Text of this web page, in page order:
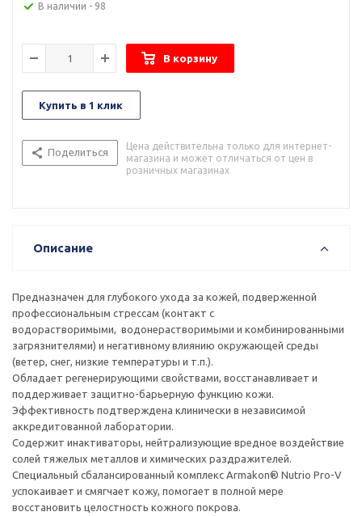
В наличии - 98
В корзину
Купить в 1 клик
Поделиться
Цена действительна только для интернет-
магазина и может отличаться от цен в
розничных магазинах
Описание
Предназначен для глубокого ухода за кожей, подверженной
профессиональным стрессам (контакт с
водорастворимыми, водонерастворимыми и комбинированными
загрязнителями) и негативному влиянию окружающей среды
(ветер, снег, низкие температуры и т.п.).
Обладает регенерирующими свойствами, восстанавливает и
поддерживает защитно-барьерную функцию кожи.
Эффективность подтверждена клинически в независимой
аккредитованной лаборатории.
Содержит инактиваторы, нейтрализующие вредное воздействие
солей тяжелых металлов и химических раздражителей.
Специальный сбалансированный комплекс Armakon® Nutrio Pro-V
успокаивает и смягчает кожу, помогает в полной мере
восстановить целостность кожного покрова.